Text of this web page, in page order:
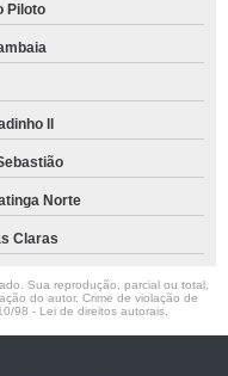
Piloto
ll
Norte
Claras
Sua reprodução, parcial ou total,
do autor. Crime de violação de
98 - Lei de direitos autorais